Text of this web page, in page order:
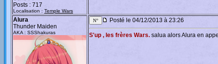
Posts : 717
Localisation : Temple Wars
Alura
Thunder Maiden
AKA : SSShakuras
Posté le 04/12/2013 à 23:26
S'up , les frères Wars. salua alors Alura en